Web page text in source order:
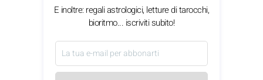
E inoltre: regali astrologici, letture di tarocchi,
bioritmo... iscriviti subito!